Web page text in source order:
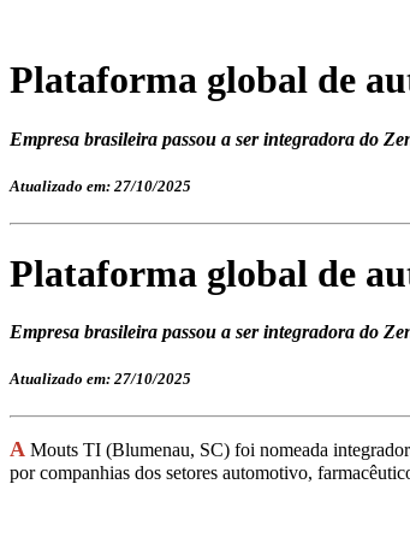
Plataforma global de
Empresa brasileira passou a ser integradora do
Atualizado em: 27/10/2025
Plataforma global de
Empresa brasileira passou a ser integradora do
Atualizado em: 27/10/2025
A Mouts TI (Blumenau, SC) foi nomeada
por companhias dos setores automotivo,